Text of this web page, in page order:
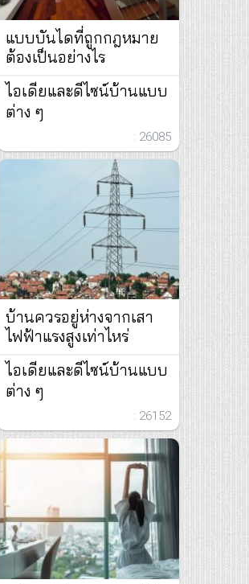
แบบบันไดที่ถูกกฎหมาย
ต้องเป็นอย่างไร
ไอเดียและดีไซน์บ้านแบบ
ต่าง ๆ
: 26085
บ้านควรอยู่ห่างจากเสา
ไฟฟ้าแรงสูงเท่าไหร่
ไอเดียและดีไซน์บ้านแบบ
ต่าง ๆ
: 26152